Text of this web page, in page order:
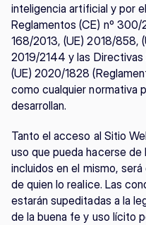
inteligencia artificial y por
Reglamentos (CE) nº 300/
168/2013, (UE) 2018/858,
2019/2144 y las
(UE) 2020/1828
como cualquier normativa
desarrollan.
Tanto el acceso al Sitio
uso que pueda hacerse
incluidos en el mismo,
de quien lo realice. Las
estarán supeditadas a la
de la buena fe y uso lícito